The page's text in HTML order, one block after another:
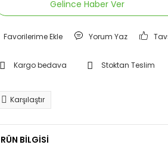
Gelince Haber Ver
Yorum Yaz
Kargo bedava Stoktan Teslim
Karşılaştır
BİLGİSİ